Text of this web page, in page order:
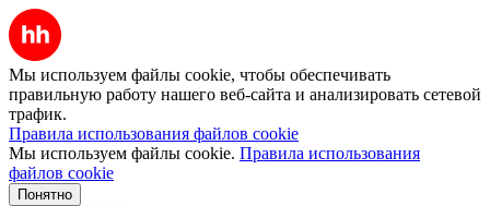
Мы используем файлы cookie, чтобы обеспечивать
правильную работу нашего веб-сайта и анализировать сетевой
трафик.
Правила использования файлов cookie
Мы используем файлы cookie. Правила использования
файлов cookie
Понятно